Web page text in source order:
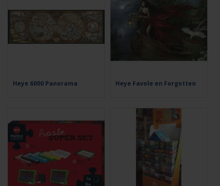
Heye 6000 Panorama Heye Favole en Forgotten